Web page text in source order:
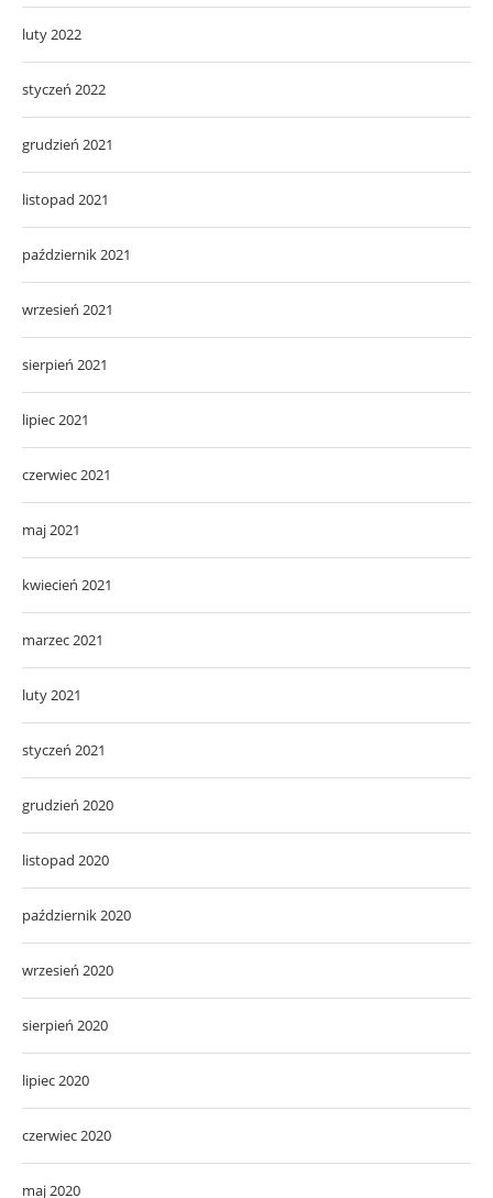
luty 2022
styczeń 2022
grudzień 2021
listopad 2021
październik 2021
wrzesień 2021
sierpień 2021
lipiec 2021
czerwiec 2021
maj 2021
kwiecień 2021
marzec 2021
luty 2021
styczeń 2021
grudzień 2020
listopad 2020
październik 2020
wrzesień 2020
sierpień 2020
lipiec 2020
czerwiec 2020
maj 2020